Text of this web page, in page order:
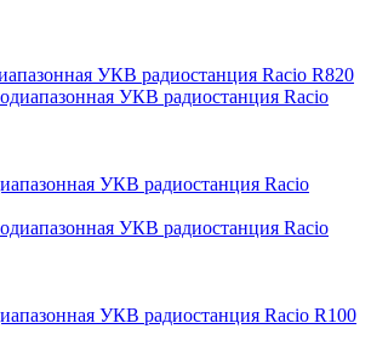
УКВ радиостанция Racio R820
УКВ радиостанция Racio
УКВ радиостанция Racio R100